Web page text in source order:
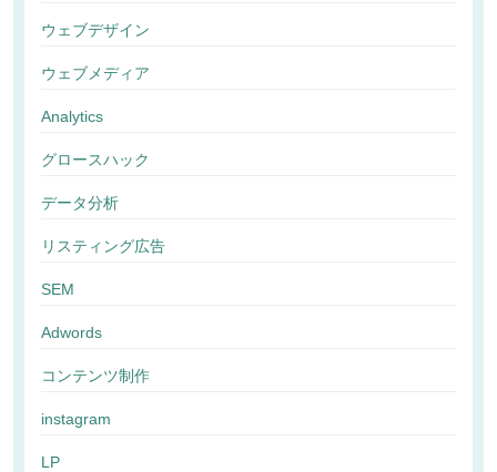
ウェブデザイン
ウェブメディア
Analytics
グロースハック
データ分析
リスティング広告
SEM
Adwords
コンテンツ制作
instagram
LP